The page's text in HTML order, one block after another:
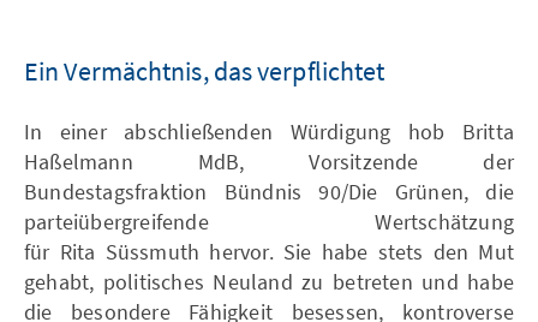
Ein Vermächtnis, das verpflichtet
In einer abschließenden Würdigung hob Britta
Haßelmann MdB, Vorsitzende der
Bundestagsfraktion Bündnis 90/Die Grünen, die
parteiübergreifende Wertschätzung
für Rita Süssmuth hervor. Sie habe stets den Mut
gehabt, politisches Neuland zu betreten und habe
die besondere Fähigkeit besessen, kontroverse